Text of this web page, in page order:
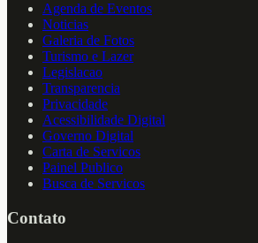
Agenda de Eventos
Noticias
Galeria de Fotos
Turismo e Lazer
Legislacao
Transparencia
Privacidade
Acessibilidade Digital
Governo Digital
Carta de Servicos
Painel Publico
Busca de Servicos
Contato